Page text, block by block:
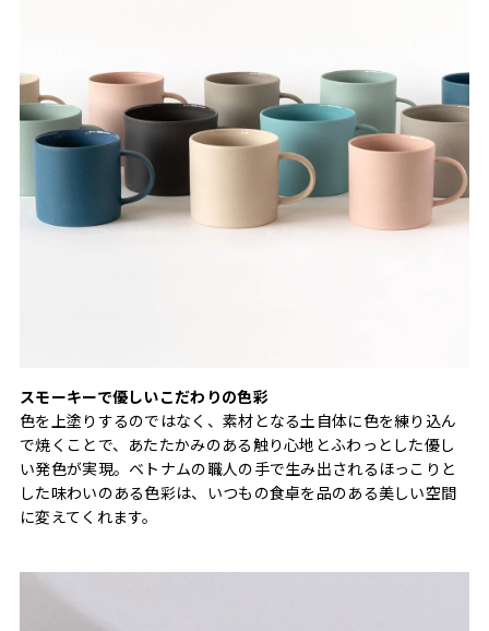
スモーキーで優しいこだわりの色彩
色を上塗りするのではなく、素材となる土自体に色を練り込ん
で焼くことで、あたたかみのある触り心地とふわっとした優し
い発色が実現。ベトナムの職人の手で生み出されるほっこりと
した味わいのある色彩は、いつもの食卓を品のある美しい空間
に変えてくれます。